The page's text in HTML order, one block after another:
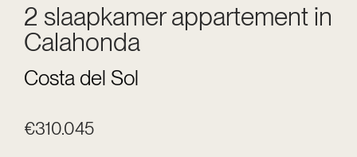
2 slaapkamer appartement in
Calahonda
Costa del Sol
€310.045